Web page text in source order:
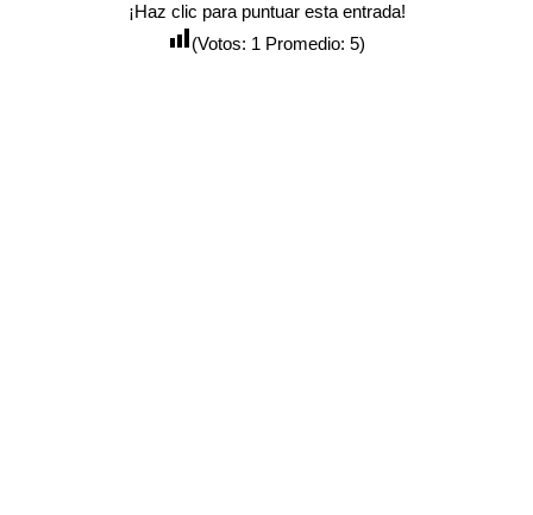
¡Haz clic para puntuar esta entrada!
(Votos: 1 Promedio: 5)